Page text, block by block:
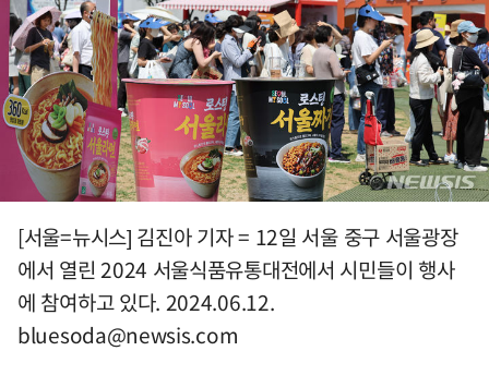
[서울=뉴시스] 김진아 기자 = 12일 서울 중구 서울광장
에서 열린 2024 서울식품유통대전에서 시민들이 행사
에 참여하고 있다. 2024.06.12.
bluesoda@newsis.com